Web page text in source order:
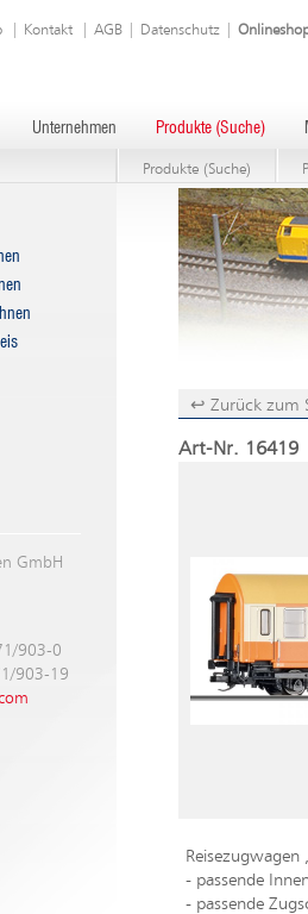
Kontakt AGB Datenschutz
Unternehmen Produkte (Suche)
Produkte (Suche)
GmbH
903-0
903-19
↩ Zurück zum
Art-Nr. 16419
Reisezugwagen
- passende
- passende